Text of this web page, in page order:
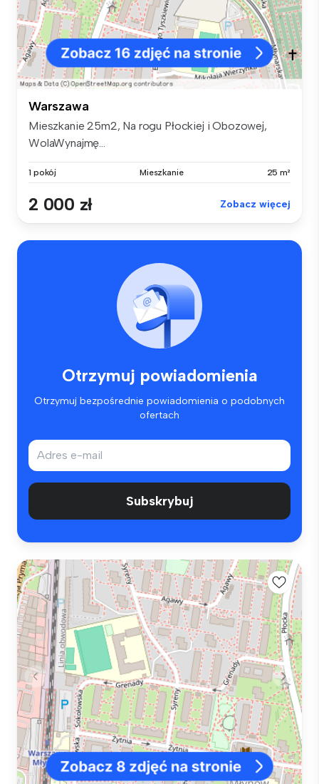
Warszawa
Mieszkanie 25m2, Na rogu Płockiej i Obozowej,
WolaWynajmę...
1 pokój Mieszkanie 25 m²
2 000 zł Zobacz więcej
Otrzymuj powiadomienia
Otrzymuj bezpośrednie powiadomienia o podobnych
ofertach
Subskrybuj